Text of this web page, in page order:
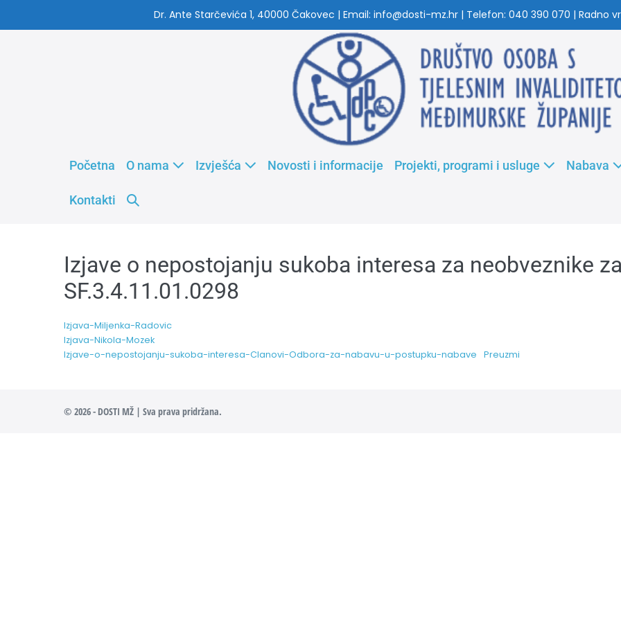
Dr. Ante Starčevića 1, 40000 Čakovec | Email: info@dosti-mz.hr | Telefon: 040 390 070 | Radno
Početna O nama Izvješća Novosti i informacije Projekti, programi i usluge Nabava
Kontakti
Izjave o nepostojanju sukoba interesa za neobveznike
SF.3.4.11.01.0298
Izjava-Miljenka-Radovic
Izjava-Nikola-Mozek
Izjave-o-nepostojanju-sukoba-interesa-Clanovi-Odbora-za-nabavu-u-postupku-nabave
Preuzmi
© 2026 - DOSTI MŽ | Sva prava pridržana.